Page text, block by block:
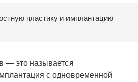
пластику и имплантацию
— это называется
с одновременной